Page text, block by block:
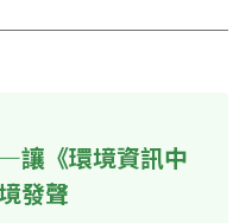
讓《環境資訊中
發聲